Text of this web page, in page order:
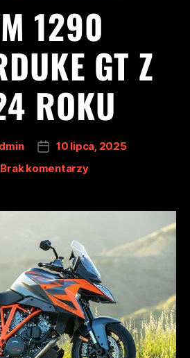
1290
GT Z
ROKU
10 lipca, 2025
Brak komentarzy